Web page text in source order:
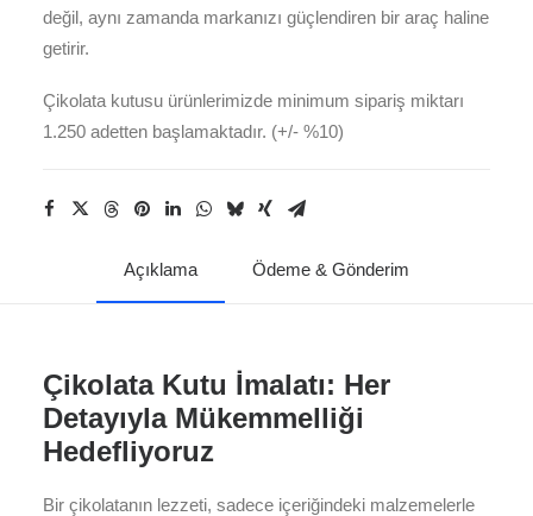
değil, aynı zamanda markanızı güçlendiren bir araç haline
getirir.
Çikolata kutusu ürünlerimizde minimum sipariş miktarı
1.250 adetten başlamaktadır. (+/- %10)
Açıklama Ödeme & Gönderim
Çikolata Kutu İmalatı: Her
Detayıyla Mükemmelliği
Hedefliyoruz
Bir çikolatanın lezzeti, sadece içeriğindeki malzemelerle